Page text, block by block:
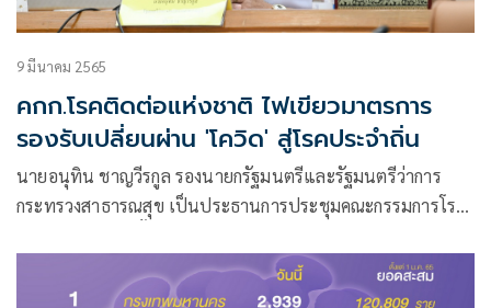
9 มีนาคม 2565
คกก.โรคติดต่อแห่งชาติ ไฟเขียวมาตรการ
รองรับเปลี่ยนผ่าน 'โควิด' สู่โรคประจำถิ่น
นายอนุทิน ชาญวีรกูล รองนายกรัฐมนตรีและรัฐมนตรีว่าการ
กระทรวงสาธารณสุข เป็นประธานการประชุมคณะกรรมการโรค
กระทรวงสาธารณสุข นพ.โอภาส การย์กวินพงศ์ อธิบดีกรม
ควบคุมโรค